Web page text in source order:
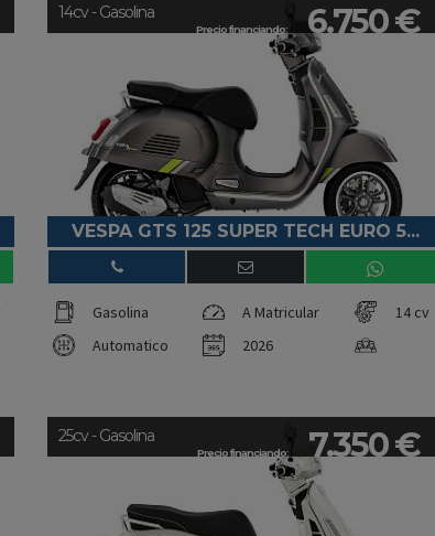
Precio financiando: 6.750 €
14cv - Gasolina
VESPA GTS 125 SUPER TECH EURO 5...
Gasolina A Matricular
14 cv
Automatico
2026
Precio financiando: 7.350 €
25cv - Gasolina